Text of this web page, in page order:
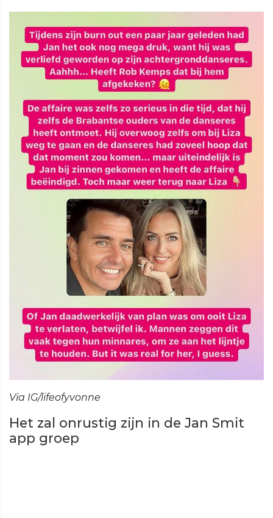
Via IG/lifeofyvonne
Het zal onrustig zijn in de Jan Smit
app groep